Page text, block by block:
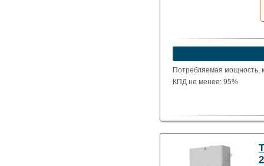
Потребляемая мощность,
КПД не менее: 95%